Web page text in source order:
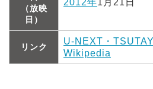
（放映
日）
2012年1月21日
リンク
U-NEXT・
Wikipedia